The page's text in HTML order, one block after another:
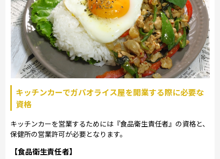
キッチンカーでガパオライス屋を開業する際に必要な
資格
キッチンカーを営業するためには『食品衛生責任者』の資格と、
保健所の営業許可が必要となります。
【食品衛生責任者】